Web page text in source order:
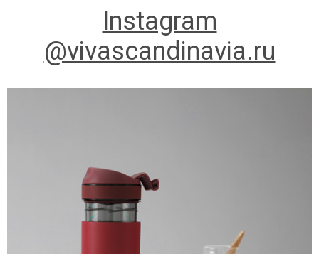
Instagram
@vivascandinavia.ru